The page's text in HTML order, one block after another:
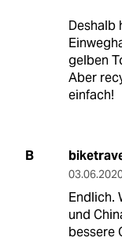
Deshalb
gelben
Aber
einfach!
B
Endlich.
und
bessere